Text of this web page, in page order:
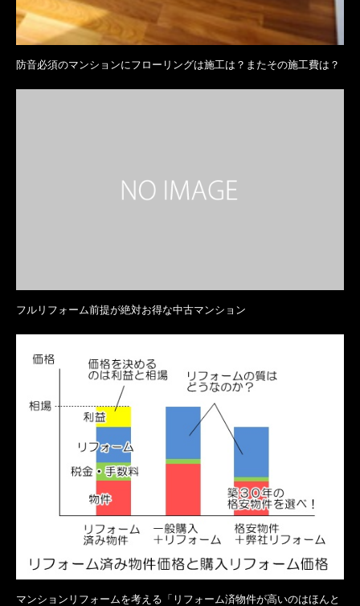
防音必須のマンションにフローリングは施工は？またその施工費は？
フルリフォーム前提が絶対お得な中古マンション
マンションリフォームを考える「リフォーム済物件が高いのはほんと